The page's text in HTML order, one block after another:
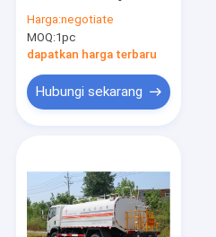
Produk
Tentang kita
Fogging Disinfeksi
Sprayer Truk
Harga:negotiate
MOQ:1pc
dapatkan harga terbaru
Hubungi sekarang